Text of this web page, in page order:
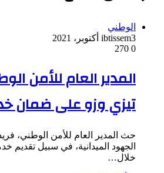
الوطني
ibtissem3 أكتوبر، 2021
0
المدير العام للأمن
تيزي وزو على ضمان
حث المدير العام للأمن الوطني،
الجهود الميدانية، في سبيل تقديم
خلال…